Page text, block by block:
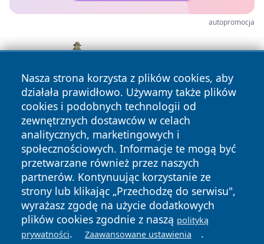
autopromocja
Nasza strona korzysta z plików cookies, aby
działała prawidłowo. Używamy także plików
cookies i podobnych technologii od
zewnętrznych dostawców w celach
analitycznych, marketingowych i
społecznościowych. Informacje te mogą być
przetwarzane również przez naszych
partnerów. Kontynuując korzystanie ze
strony lub klikając „Przechodzę do serwisu",
wyrażasz zgodę na użycie dodatkowych
plików cookies zgodnie z naszą polityką
prywatności. Zaawansowane ustawienia .
Copyright © 2026 faktybytom.pl Wszystkie prawa zastrzeżone.
News Autorzy
Polityka
Polityka